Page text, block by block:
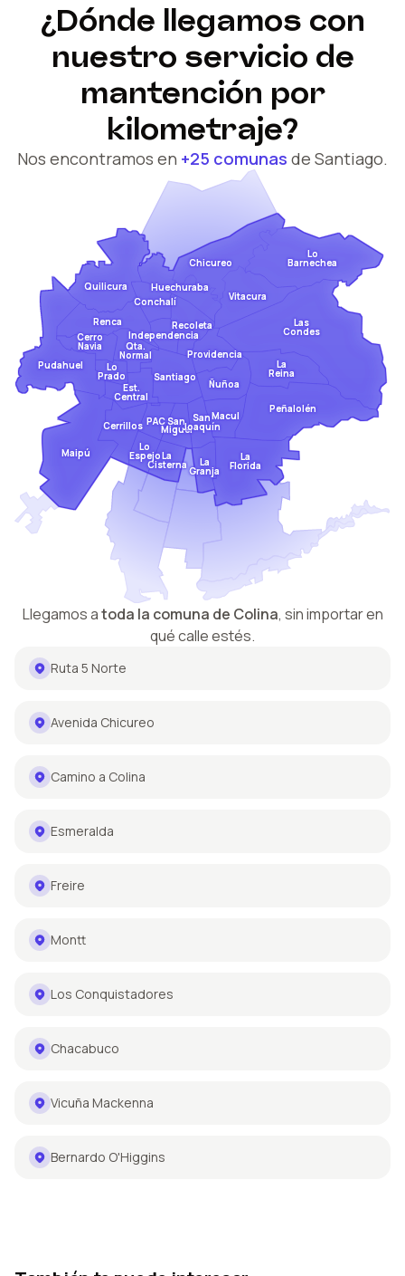
Chicureo
Maipú
Cerrillos
Est.
Central
Pudahuel Lo
Prado
Cerro
Navia
Santiago
Renca
Qta.
Normal
Recoleta
Independencia
Quilicura
Conchalí
La
Cisterna
Lo
Espejo
PACSan
Miguel
La
Granja
San
Joaquín
Providencia
Ñuñoa
La
Reina
Macul
La
Florida
Peñalolén
Las
Condes
Vitacura
Lo
Barnechea
Huechuraba
¿Dónde llegamos con
nuestro servicio de
mantención por
kilometraje?
Nos encontramos en +25 comunas de Santiago.
Llegamos atoda la comuna de Colina, sin importar en
qué calle estés.
Ruta 5 Norte
Avenida Chicureo
Camino a Colina
Esmeralda
Freire
Montt
Los Conquistadores
Chacabuco
Vicuña Mackenna
Bernardo O'Higgins